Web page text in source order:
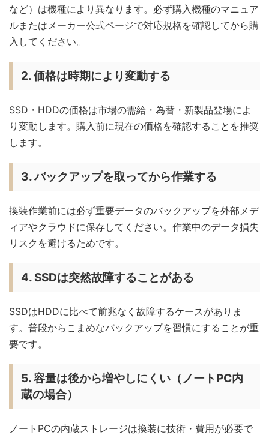
など）は機種により異なります。必ず購入機種のマニュア
ルまたはメーカー公式ページで対応規格を確認してから購
入してください。
2. 価格は時期により変動する
SSD・HDDの価格は市場の需給・為替・新製品登場によ
り変動します。購入前に現在の価格を確認することを推奨
します。
3. バックアップを取ってから作業する
換装作業前には必ず重要データのバックアップを外部メデ
ィアやクラウドに保存してください。作業中のデータ損失
リスクを避けるためです。
4. SSDは突然故障することがある
SSDはHDDに比べて前兆なく故障するケースがありま
す。普段からこまめなバックアップを習慣にすることが重
要です。
5. 容量は後から増やしにくい（ノートPC内
蔵の場合）
ノートPCの内蔵ストレージは換装に技術・費用が必要で